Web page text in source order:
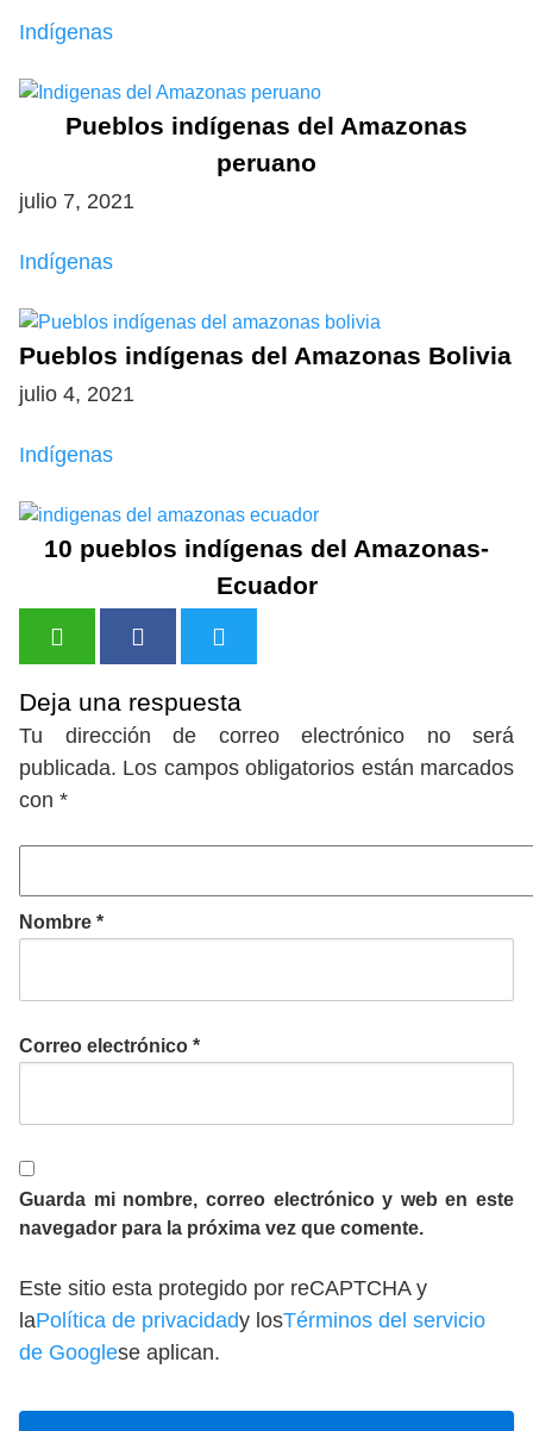
Indígenas
Pueblos indígenas del Amazonas
peruano
julio 7, 2021
Indígenas
Pueblos indígenas del Amazonas Bolivia
julio 4, 2021
Indígenas
10 pueblos indígenas del Amazonas-
Ecuador
Deja una respuesta
Tu dirección de correo electrónico no será
publicada. Los campos obligatorios están marcados
con *
Nombre *
Correo electrónico *
Guarda mi nombre, correo electrónico y web en este
navegador para la próxima vez que comente.
Este sitio esta protegido por reCAPTCHA y
laPolítica de privacidady losTérminos del servicio
de Googlese aplican.